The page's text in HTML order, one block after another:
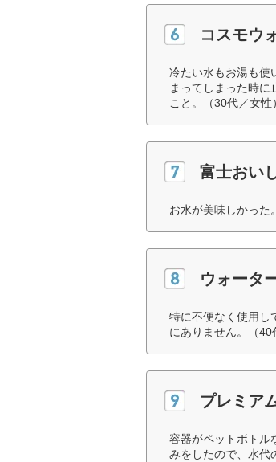
コスモウ
冷たい水もお湯も使
まってしまった時
こと。（30代／女性）
富士おい
お水が美味しかった
ウォータ
特に不便なく使用し
にありません。（40
プレミア
容器がペットボトル
みをしたので、水代